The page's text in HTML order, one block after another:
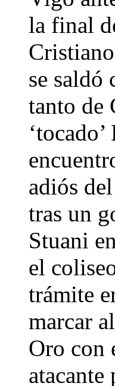
la final
se saldó
tanto de
adiós
tras un
Stuani
el
trámite
marcar
Oro con
atacante